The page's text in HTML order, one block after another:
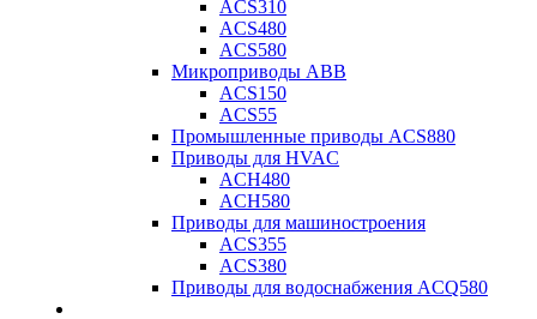
ACS310
ACS480
ACS580
Микроприводы ABB
ACS150
ACS55
Промышленные приводы ACS880
Приводы для HVAC
ACH480
ACH580
Приводы для машиностроения
ACS355
ACS380
Приводы для водоснабжения ACQ580